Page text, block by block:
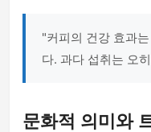
"커피의 건강 효과
다. 과다 섭취는 오
문화적 의미와